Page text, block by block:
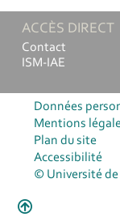
ACCÈS DIRECT
Contact
ISM-IAE
Données
Mentions
Plan du site
Accessibilité
© Université de